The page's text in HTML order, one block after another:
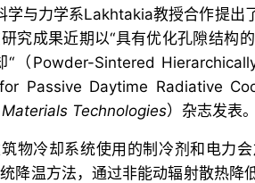
学与力学系Lakhtakia教授合作提出
究成果近期以“具有优化孔隙结构
“（Powder-Sintered
Passive Daytime Radiative
Technologies）杂志发表。
物冷却系统使用的制冷剂和电力
降温方法，通过非能动辐射散热降